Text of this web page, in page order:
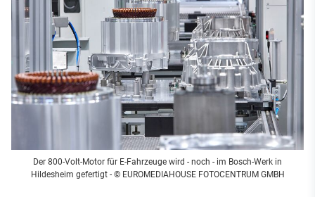
Der 800-Volt-Motor für E-Fahrzeuge wird - noch - im Bosch-Werk in
Hildesheim gefertigt- © EUROMEDIAHOUSE FOTOCENTRUM GMBH